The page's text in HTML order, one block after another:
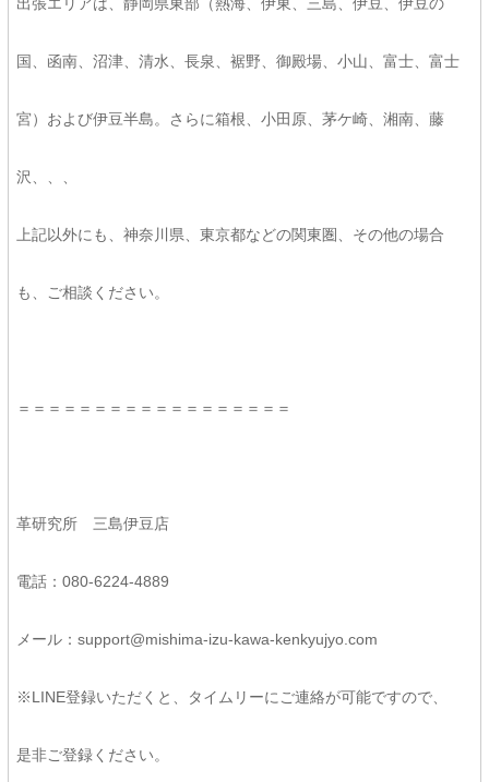
国、函南、沼津、清水、長泉、裾野、御殿場、小山、富士、富士
宮）および伊豆半島。さらに箱根、小田原、茅ケ崎、湘南、藤
沢、、、
上記以外にも、神奈川県、東京都などの関東圏、その他の場合
も、ご相談ください。
＝＝＝＝＝＝＝＝＝＝＝＝＝＝＝＝＝＝
革研究所 三島伊豆店
電話：080-6224-4889
メール：support@mishima-izu-kawa-kenkyujyo.com
※LINE登録いただくと、タイムリーにご連絡が可能ですので、
是非ご登録ください。